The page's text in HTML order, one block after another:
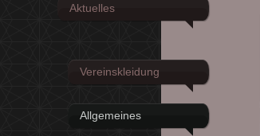
Aktuelles
Vereinskleidung
Allgemeines